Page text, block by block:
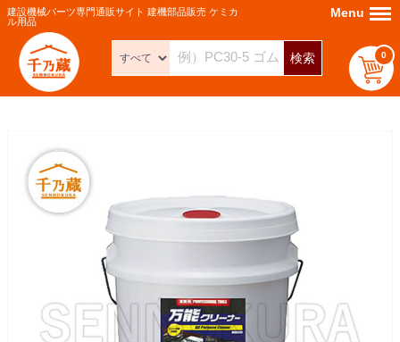
建設機械パーツ専門通販サイト 建機部品販売 ケミカ
ル用品
検索 0
Menu Menu